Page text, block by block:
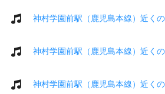
神村学園前駅（鹿児島本線）近く
神村学園前駅（鹿児島本線）近く
神村学園前駅（鹿児島本線）近く